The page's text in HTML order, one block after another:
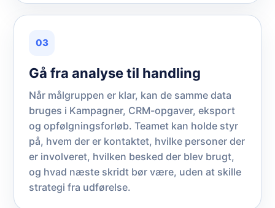
03
Gå fra analyse til handling
Når målgruppen er klar, kan de samme data
bruges i Kampagner, CRM-opgaver, eksport
og opfølgningsforløb. Teamet kan holde styr
på, hvem der er kontaktet, hvilke personer der
er involveret, hvilken besked der blev brugt,
og hvad næste skridt bør være, uden at skille
strategi fra udførelse.